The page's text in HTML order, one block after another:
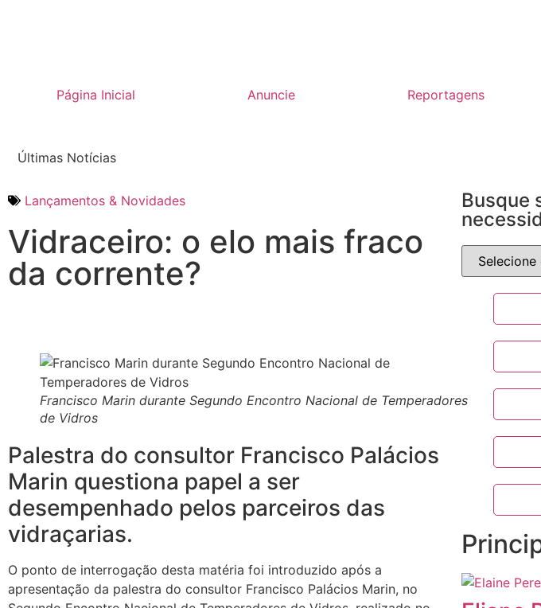
Página Inicial Anuncie Reportagens
Últimas Notícias
Lançamentos & Novidades
Vidraceiro: o elo mais fraco
da corrente?
Francisco Marin durante Segundo Encontro Nacional de Temperadores
de Vidros
Palestra do consultor Francisco Palácios
Marin questiona papel a ser
desempenhado pelos parceiros das
vidraçarias.
O ponto de interrogação desta matéria foi introduzido após a
apresentação da palestra do consultor Francisco Palácios Marin, no
Busque